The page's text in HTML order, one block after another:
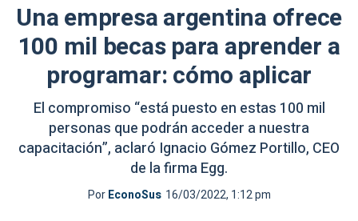
Una empresa argentina ofrece
100 mil becas para aprender a
programar: cómo aplicar
El compromiso “está puesto en estas 100 mil
personas que podrán acceder a nuestra
capacitación”, aclaró Ignacio Gómez Portillo, CEO
de la firma Egg.
PorEconoSus 16/03/2022, 1:12 pm